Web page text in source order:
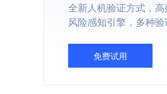
全新人机验证方式，
风险感知引擎，多种验
免费试用